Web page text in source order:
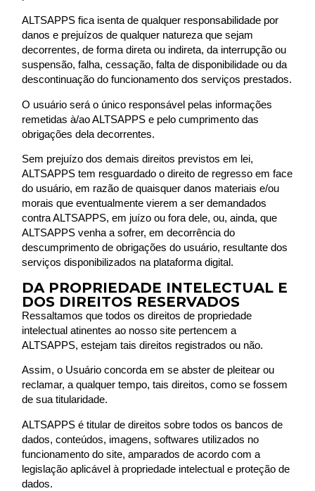
ALTSAPPS fica isenta de qualquer responsabilidade por
danos e prejuízos de qualquer natureza que sejam
decorrentes, de forma direta ou indireta, da interrupção ou
suspensão, falha, cessação, falta de disponibilidade ou da
descontinuação do funcionamento dos serviços prestados.
O usuário será o único responsável pelas informações
remetidas à/aoALTSAPPS e pelo cumprimento das
obrigações dela decorrentes.
Sem prejuízo dos demais direitos previstos em lei,
ALTSAPPS tem resguardado o direito de regresso em face
do usuário, em razão de quaisquer danos materiais e/ou
morais que eventualmente vierem a ser demandados
contraALTSAPPS, em juízo ou fora dele, ou, ainda, que
ALTSAPPS venha a sofrer, em decorrência do
descumprimento de obrigações do usuário, resultante dos
serviços disponibilizados na plataforma digital.
DA PROPRIEDADE INTELECTUAL E
DOS DIREITOS RESERVADOS
Ressaltamos que todos os direitos de propriedade
intelectual atinentes ao nosso site pertencem a
ALTSAPPS, estejam tais direitos registrados ou não.
Assim, o Usuário concorda em se abster de pleitear ou
reclamar, a qualquer tempo, tais direitos, como se fossem
de sua titularidade.
ALTSAPPS é titular de direitos sobre todos os bancos de
dados, conteúdos, imagens, softwares utilizados no
funcionamento do site, amparados de acordo com a
legislação aplicável à propriedade intelectual e proteção de
dados.